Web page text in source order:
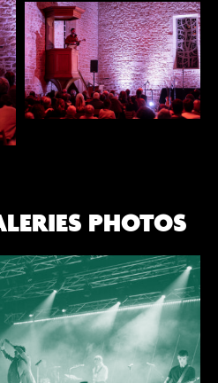
PHOTOS